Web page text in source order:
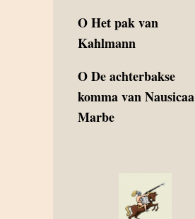
OHet pak van
Kahlmann
ODe achterbakse
komma van Nausicaa
Marbe